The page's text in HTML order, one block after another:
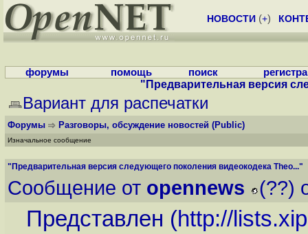
НОВОСТИ (+)
форумы помощь поиск
"Предварительная версия
Вариант для распечатки
Форумы Разговоры, обсуждение новостей (Public)
Изначальное сообщение
"Предварительная версия следующего поколения видеокодека Theo..."
Сообщение от opennews (??)
Представлен (http://